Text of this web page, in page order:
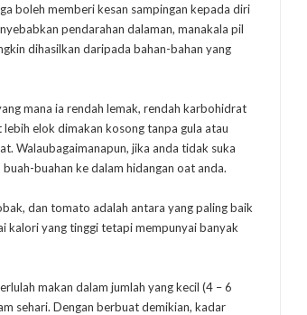
boleh memberi kesan sampingan kepada diri
pendarahan dalaman, manakala pil
dihasilkan daripada bahan-bahan yang
mana ia rendah lemak, rendah karbohidrat
elok dimakan kosong tanpa gula atau
Walaubagaimanapun, jika anda tidak suka
buahan ke dalam hidangan oat anda.
dan tomato adalah antara yang paling baik
kalori yang tinggi tetapi mempunyai banyak
makan dalam jumlah yang kecil (4 – 6
sehari. Dengan berbuat demikian, kadar